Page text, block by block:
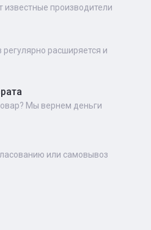
известные производители
регулярно расширяется и
Мы вернем деньги
или самовывоз